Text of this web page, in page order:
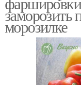
заморозить
морозилке